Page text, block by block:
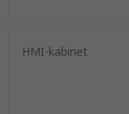
HMI-kabinet